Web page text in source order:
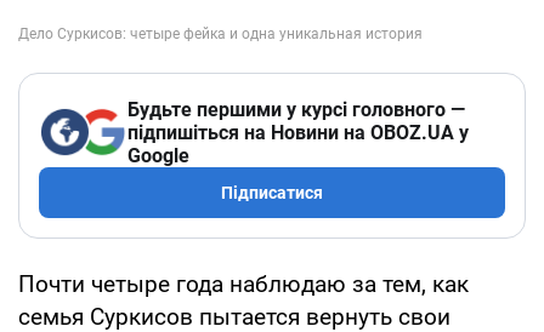
Будьте першими у курсі головного —
підпишіться на Новини на OBOZ.UA у
Google
Підписатися
Почти четыре года наблюдаю за тем, как
семья Суркисов пытается вернуть свои